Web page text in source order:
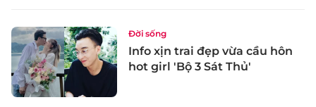
Đời sống
Info xịn trai đẹp vừa cầu hôn
hot girl 'Bộ 3 Sát Thủ'